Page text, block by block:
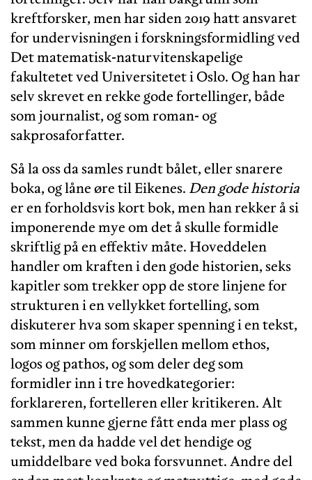
kreftforsker, men har siden 2019 hatt ansvaret
for undervisningen i forskningsformidling ved
Det matematisk-naturvitenskapelige
fakultetet ved Universitetet i Oslo. Og han har
selv skrevet en rekke gode fortellinger, både
som journalist, og som roman- og
sakprosaforfatter.
Så la oss da samles rundt bålet, eller snarere
boka, og låne øre til Eikenes.Den gode historia
er en forholdsvis kort bok, men han rekker å si
imponerende mye om det å skulle formidle
skriftlig på en effektiv måte. Hoveddelen
handler om kraften i den gode historien, seks
kapitler som trekker opp de store linjene for
strukturen i en vellykket fortelling, som
diskuterer hva som skaper spenning i en tekst,
som minner om forskjellen mellom ethos,
logos og pathos, og som deler deg som
formidler inn i tre hovedkategorier:
forklareren, fortelleren eller kritikeren. Alt
sammen kunne gjerne fått enda mer plass og
tekst, men da hadde vel det hendige og
umiddelbare ved boka forsvunnet. Andre del